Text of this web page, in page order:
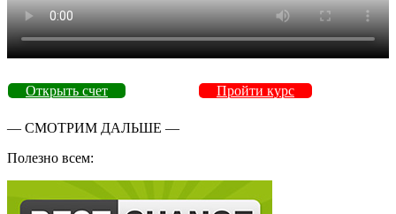
Открыть счет Пройти курс
— СМОТРИМ ДАЛЬШЕ —
Полезно всем: